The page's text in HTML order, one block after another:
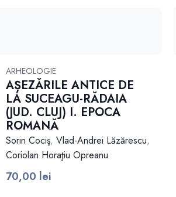
ARHEOLOGIE
AȘEZĂRILE ANTICE DE
LA SUCEAGU-RĂDAIA
(JUD. CLUJ) I. EPOCA
ROMANĂ
Sorin Cociş, Vlad-Andrei Lăzărescu,
Coriolan Horaţiu Opreanu
70,00 lei